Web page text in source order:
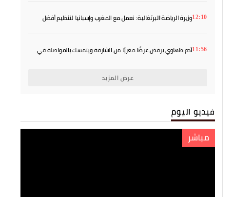
12:10وزيرة الرياضة البرتغالية: نعمل مع المغرب وإسبانيا لتنظيم أفضل
11:56آدم طهاوي يرفض عرضًا مغريًا من الشارقة ويتمسك بالمواصلة في
عرض المزيد
فيديو اليوم
مباشر